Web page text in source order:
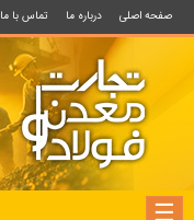
صفحه اصلی درباره ما تماس با ما